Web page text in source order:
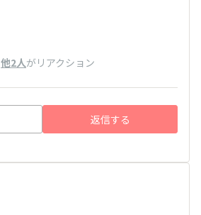
他2人がリアクション
返信する